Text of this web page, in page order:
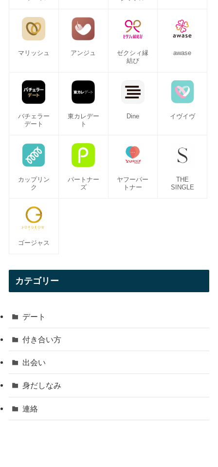
マリッシュ アンジュ
ゼクシィ縁
結び
awase
バチェラー
デート
東カレデー
ト
Dine イヴイヴ
カップリン
ク
パートナー
ズ
ヤフーパー
トナー
THE
SINGLE
ゴージャス
カテゴリー
デート
付き合い方
出会い
身だしなみ
連絡